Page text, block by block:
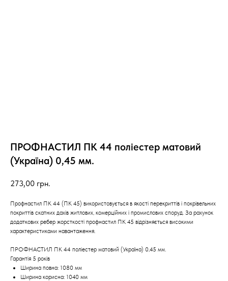
ПРОФНАСТИЛ ПК 44 поліестер матовий
(Україна) 0,45 мм.
273,00 грн.
Профнастил ПК 44 (ПК 45) використовується в якості перекриттів і покрівельних
покриттів скатних дахів житлових, комерційних і промислових споруд. За рахунок
додаткових ребер жорсткості профнастил ПК 45 відрізняється високими
характеристиками навантаження.
ПРОФНАСТИЛ ПК 44 поліестер матовий (Україна) 0,45 мм.
Гарантія 5 років
Ширина повна: 1080 мм
Ширина корисна: 1040 мм